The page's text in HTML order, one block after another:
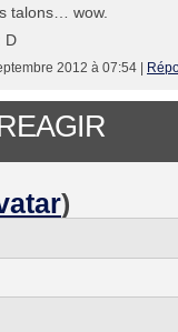
talons… wow.
D
2012 à 07:54 |
)